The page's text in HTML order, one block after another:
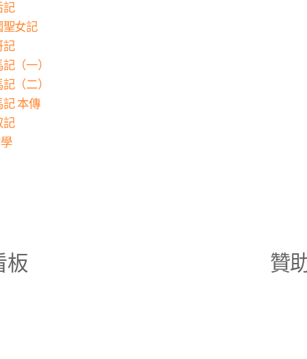
記
聖女記
記
（一）
（二）
記 本傳
記
板 贊